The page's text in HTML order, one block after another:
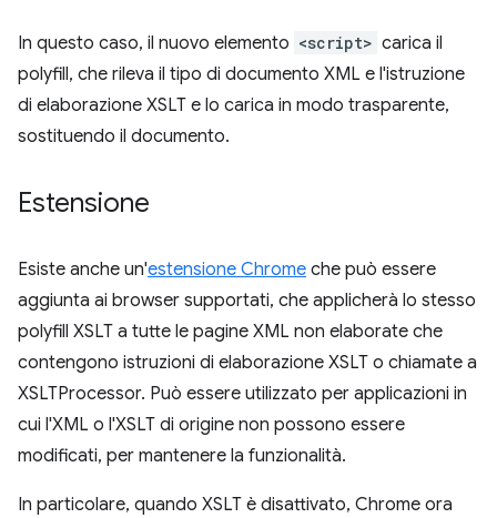
In questo caso, il nuovo elemento <script> carica il
polyfill, che rileva il tipo di documento XML e l'istruzione
di elaborazione XSLT e lo carica in modo trasparente,
sostituendo il documento.
Estensione
Esiste anche un'estensione Chrome che può essere
aggiunta ai browser supportati, che applicherà lo stesso
polyfill XSLT a tutte le pagine XML non elaborate che
contengono istruzioni di elaborazione XSLT o chiamate a
XSLTProcessor. Può essere utilizzato per applicazioni in
cui l'XML o l'XSLT di origine non possono essere
modificati, per mantenere la funzionalità.
In particolare, quando XSLT è disattivato, Chrome ora